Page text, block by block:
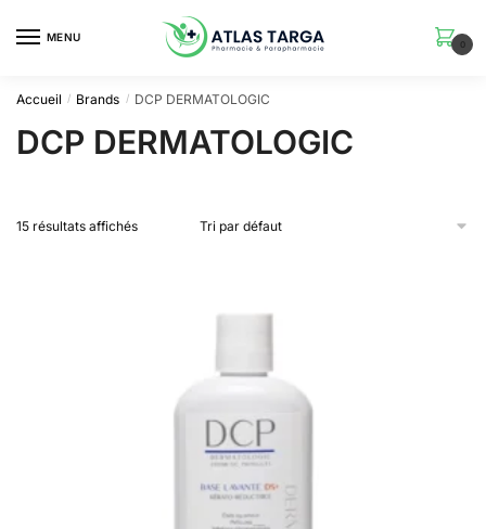
MENU
0
Accueil / Brands / DCP DERMATOLOGIC
DCP DERMATOLOGIC
15 résultats affichés